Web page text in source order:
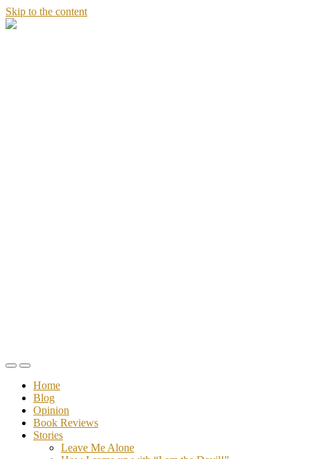
Skip to the content
Stories
Toggle
mobile
menu
Toggle
the
search
field
Home
Blog
Opinion
Book Reviews
Stories
Leave Me Alone